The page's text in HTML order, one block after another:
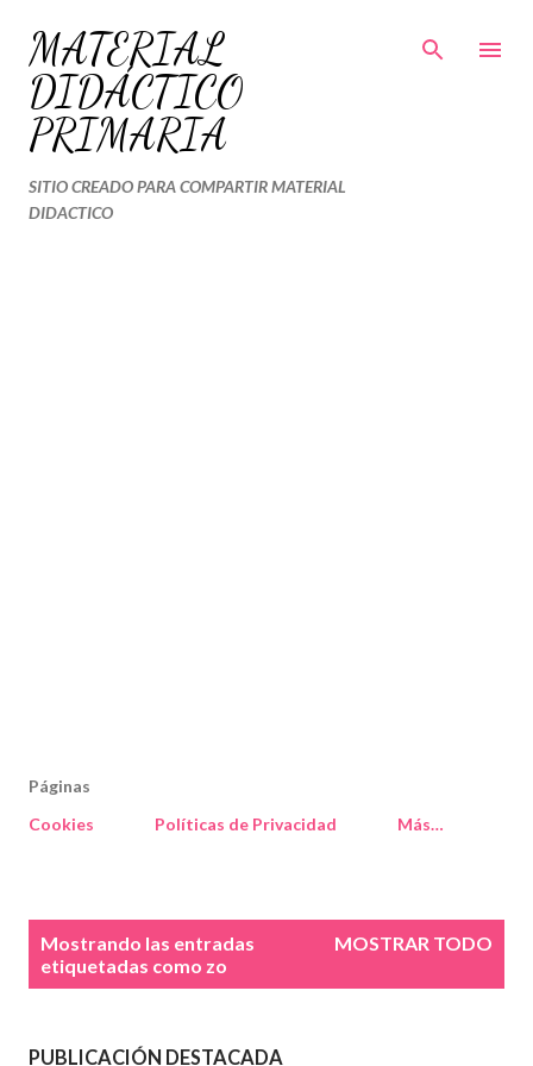
Ir al contenido principal
MATERIAL
DIDÁCTICO
PRIMARIA
SITIO CREADO PARA COMPARTIR MATERIAL
DIDACTICO
Páginas
Cookies
Políticas de Privacidad Más…
Mostrando las entradas
etiquetadas como zo
MOSTRAR TODO
PUBLICACIÓN DESTACADA